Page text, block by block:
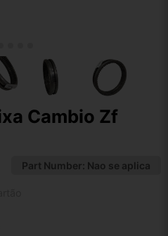
Cambio Zf
Part Number: Nao se aplica